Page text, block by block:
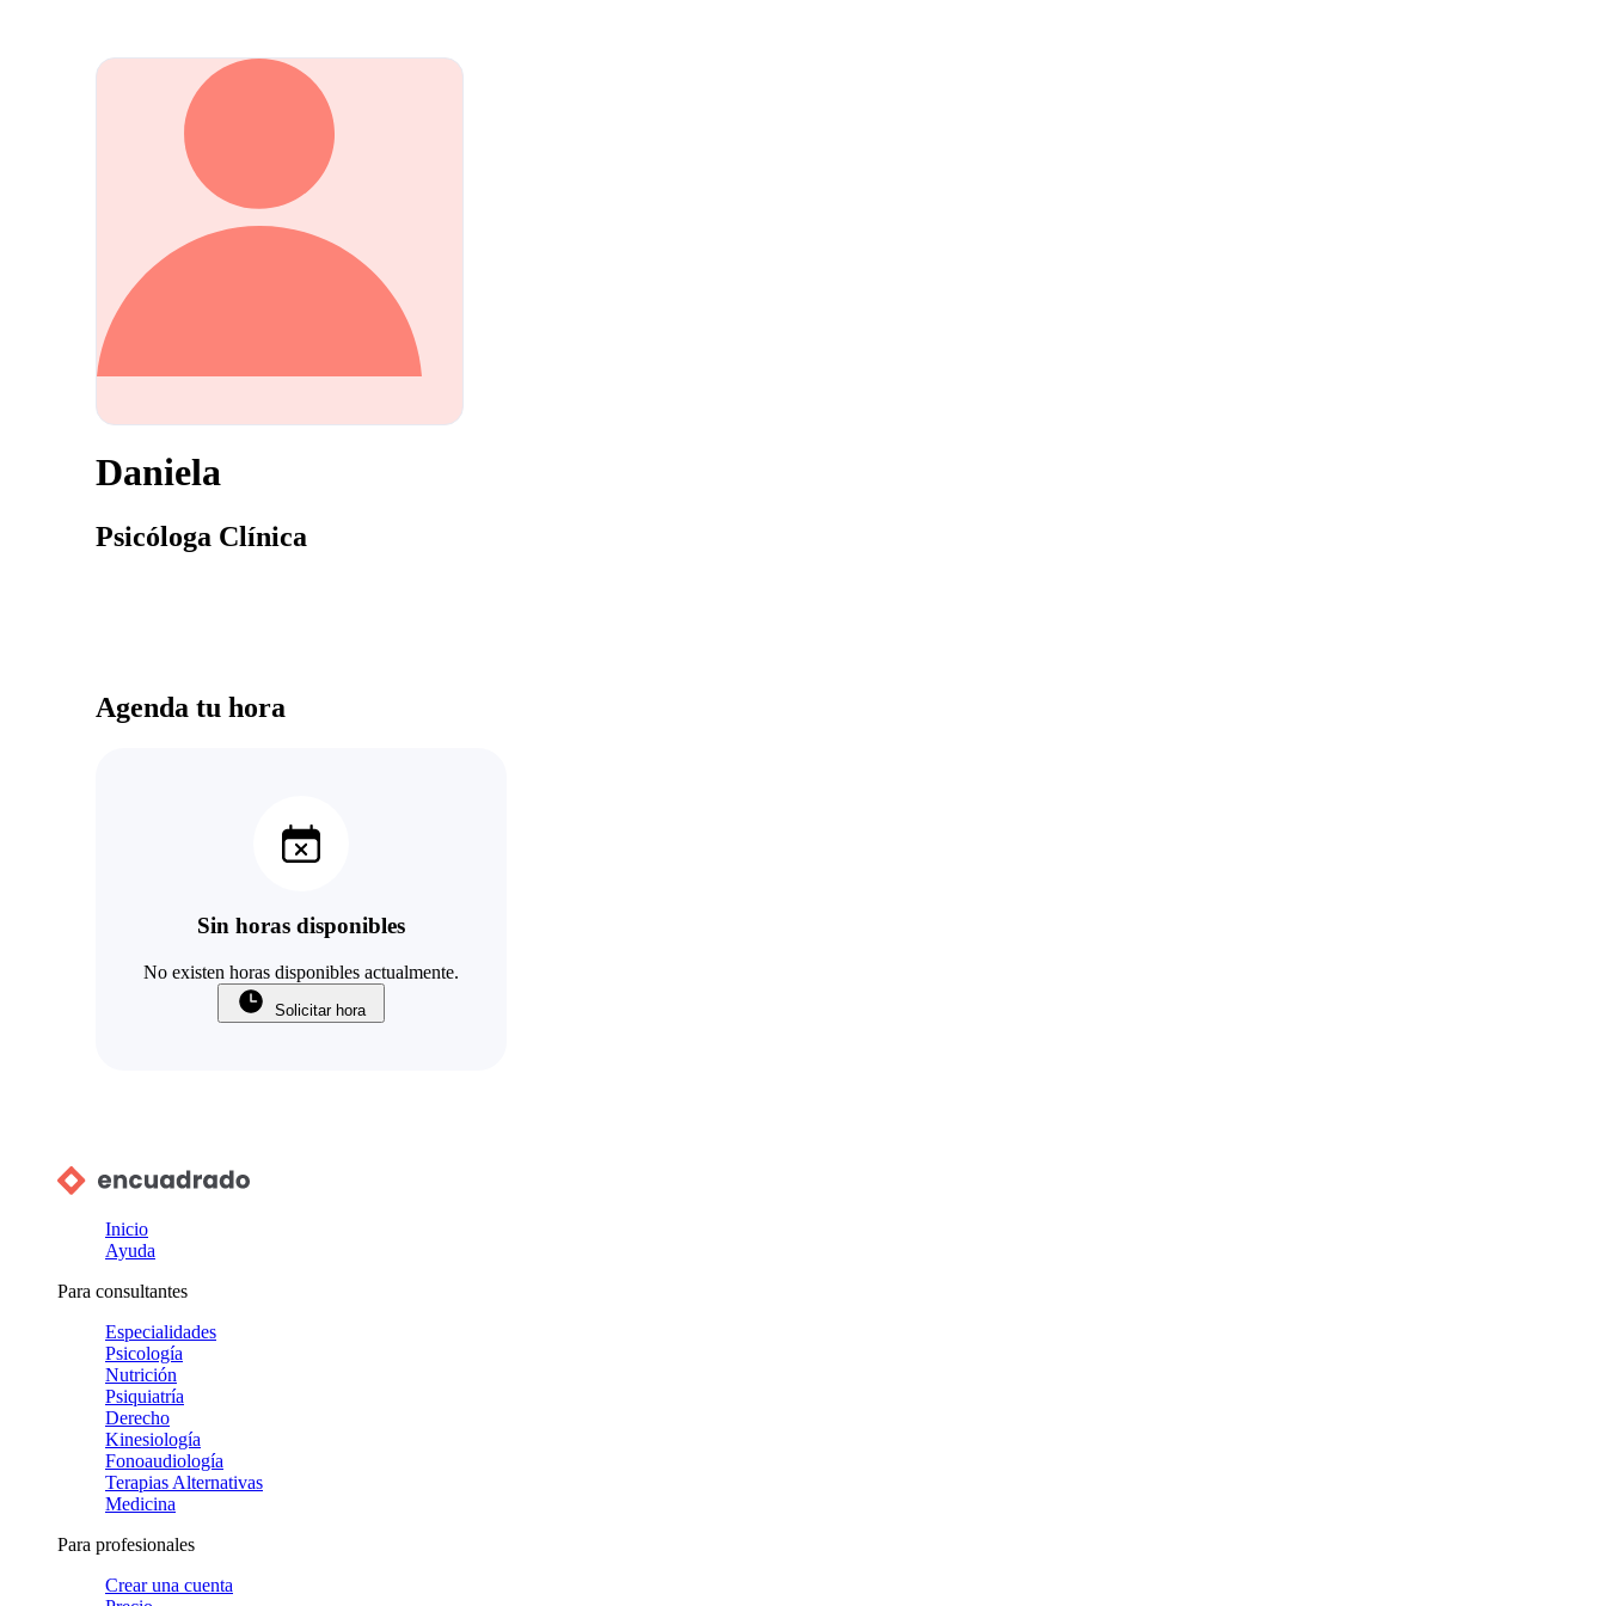
Daniela
Psicóloga Clínica
Agenda tu hora
Sin horas disponibles
No existen horas disponibles actualmente.
Solicitar hora
Inicio
Ayuda
Para consultantes
Especialidades
Psicología
Nutrición
Psiquiatría
Derecho
Kinesiología
Fonoaudiología
Terapias Alternativas
Medicina
Para profesionales
Crear una cuenta